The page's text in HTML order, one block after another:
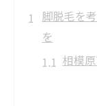
脚脱毛を
を
相模
脱毛